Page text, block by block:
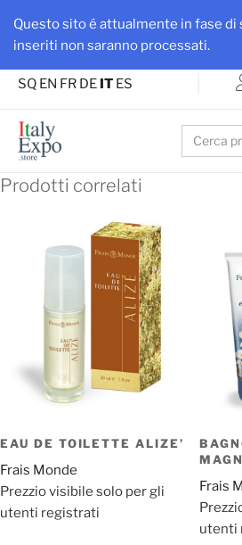
Questo sito é attualmente in fase di
inseriti non saranno processati.
Ottieni maggiore visibilità per la tua
Iscriviti su
SQ EN FR DE IT ES
Search
for:
Prodotti correlati
EAU DE TOILETTE ALIZE’
Frais Monde
Prezzio visibile solo per gli
utenti registrati
Frais
utenti